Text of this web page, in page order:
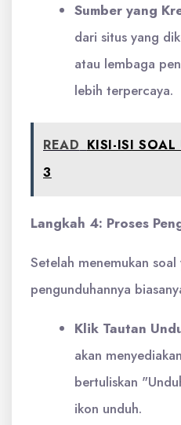
Sumber yang
dari situs yang
atau lembaga
lebih terpercaya.
READ KISI-ISI
3
Langkah 4: Proses
Setelah menemukan
pengunduhannya
Klik Tautan
akan
bertuliskan
ikon unduh.